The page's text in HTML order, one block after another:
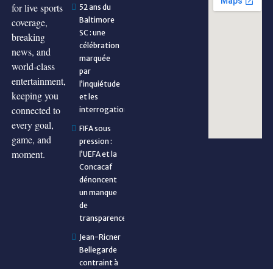
for live sports
coverage,
breaking
news, and
world-class
entertainment,
keeping you
connected to
every goal,
game, and
moment.
52 ans du
Baltimore
SC : une
célébration
marquée
par
l’inquiétude
et les
interrogations
FIFA sous
pression :
l’UEFA et la
Concacaf
dénoncent
un manque
de
transparence
Jean-Ricner
Bellegarde
contraint à